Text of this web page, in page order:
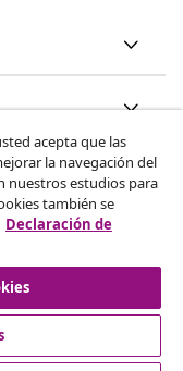
acepta que las
la navegación del
nuestros estudios para
también se
Declaración de